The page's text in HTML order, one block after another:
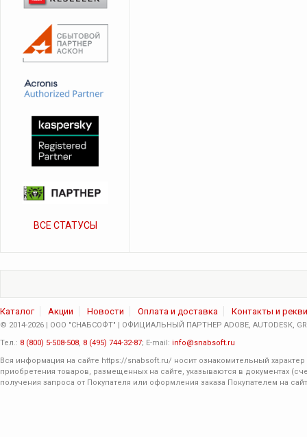
ВСЕ СТАТУСЫ
Каталог Акции Новости Оплата и доставка Контакты и
© 2014-2026 | ООО "СНАБСОФТ" | ОФИЦИАЛЬНЫЙ ПАРТНЕР ADOBE, AUTODESK,
Тел.: 8 (800) 5-508-508, 8 (495) 744-32-87; E-mail: info@snabsoft.ru
Вся информация на сайте https://snabsoft.ru/ носит ознакомительный
приобретения товаров, размещенных на сайте, указываются в документах
получения запроса от Покупателя или оформления заказа Покупателем на